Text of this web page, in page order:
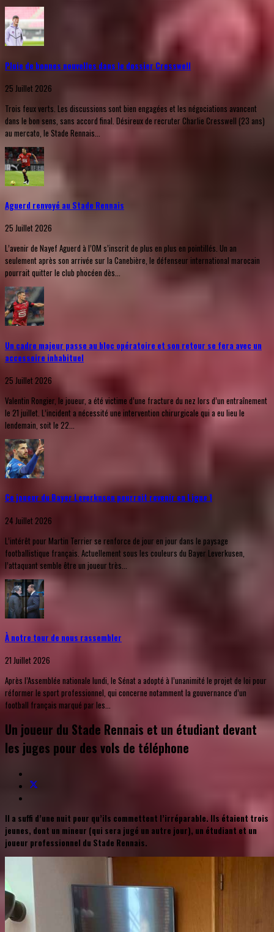
Pluie de bonnes nouvelles dans le dossier Cresswell
25 Juillet 2026
Trois feux verts. Les discussions sont bien engagées et les négociations avancent
dans le bon sens, sans accord final. Désireux de recruter Charlie Cresswell (23 ans)
au mercato, le Stade Rennais...
Aguerd renvoyé au Stade Rennais
25 Juillet 2026
L’avenir de Nayef Aguerd à l’OM s’inscrit de plus en plus en pointillés. Un an
seulement après son arrivée sur la Canebière, le défenseur international marocain
pourrait quitter le club phocéen dès...
Un cadre majeur passe au bloc opératoire et son retour se fera avec un
accessoire inhabituel
25 Juillet 2026
Valentin Rongier, le joueur, a été victime d’une fracture du nez lors d’un entraînement
le 21 juillet. L’incident a nécessité une intervention chirurgicale qui a eu lieu le
lendemain, soit le 22...
Ce joueur du Bayer Leverkusen pourrait revenir en Ligue 1
24 Juillet 2026
L’intérêt pour Martin Terrier se renforce de jour en jour dans le paysage
footballistique français. Actuellement sous les couleurs du Bayer Leverkusen,
l’attaquant semble être un joueur très...
À notre tour de nous rassembler
21 Juillet 2026
Après l’Assemblée nationale lundi, le Sénat a adopté à l’unanimité le projet de loi pour
réformer le sport professionnel, qui concerne notamment la gouvernance d’un
football français marqué par les...
Un joueur du Stade Rennais et un étudiant devant
les juges pour des vols de téléphone
Il a suffi d’une nuit pour qu’ils commettent l’irréparable. Ils étaient trois
jeunes, dont un mineur (qui sera jugé un autre jour), un étudiant et un
joueur professionnel du Stade Rennais.